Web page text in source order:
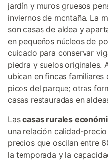
jardín y muros gruesos
inviernos de montaña. La
son casas de aldea y
en pequeños núcleos de
cuidado para conservar
piedra y suelos originales.
ubican en fincas
picos del parque; otras
casas restauradas en
Lascasas rurales
una relación calidad-
precios que oscilan entre
la temporada y la